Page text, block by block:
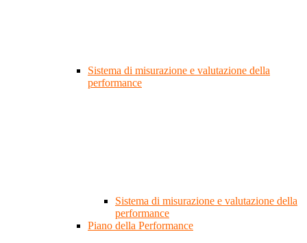
Sistema di misurazione e valutazione della
performance
Sistema di misurazione e valutazione della
performance
Piano della Performance